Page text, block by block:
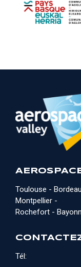
Toulouse -
Montpellier -
Rochefort -
Tél: